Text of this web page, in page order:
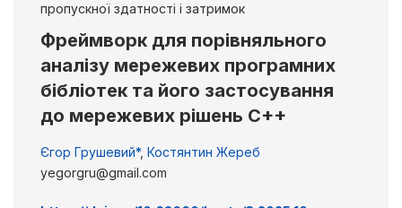
пропускної здатності і затримок
Фреймворк для порівняльного
аналізу мережевих програмних
бібліотек та його застосування
до мережевих рішень C++
Єгор Грушевий*, Костянтин Жереб
yegorgru@gmail.com